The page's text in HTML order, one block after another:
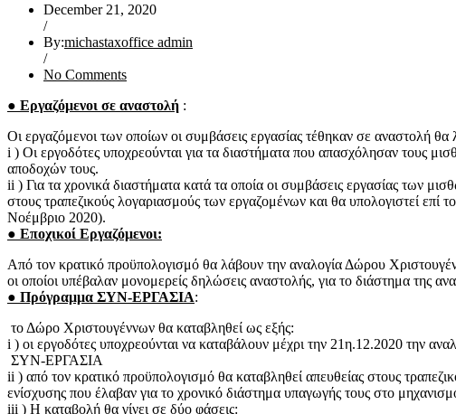
December 21, 2020
/
By:michastaxoffice admin
/
No Comments
● Εργαζόμενοι σε αναστολή :
Οι εργαζόμενοι των οποίων οι συμβάσεις εργασίας τέθηκαν σε αναστολή
i ) Οι εργοδότες υποχρεούνται για τα διαστήματα που απασχόλησαν τους
αποδοχών τους.
ii ) Για τα χρονικά διαστήματα κατά τα οποία οι συμβάσεις εργασίας των
στους τραπεζικούς λογαριασμούς των εργαζομένων και θα υπολογιστεί
Νοέμβριο 2020).
● Εποχικοί Εργαζόμενοι:
Από τον κρατικό προϋπολογισμό θα λάβουν την αναλογία Δώρου
οι οποίοι υπέβαλαν μονομερείς δηλώσεις αναστολής, για το διάστημα της
● Πρόγραμμα ΣΥΝ-ΕΡΓΑΣΙΑ:
το Δώρο Χριστουγέννων θα καταβληθεί ως εξής:
i ) οι εργοδότες υποχρεούνται να καταβάλουν μέχρι την 21η.12.2020 την
ΣΥΝ-ΕΡΓΑΣΙΑ
ii ) από τον κρατικό προϋπολογισμό θα καταβληθεί απευθείας στους
ενίσχυσης που έλαβαν για το χρονικό διάστημα υπαγωγής τους στο
iii ) Η καταβολή θα γίνει σε δύο φάσεις: